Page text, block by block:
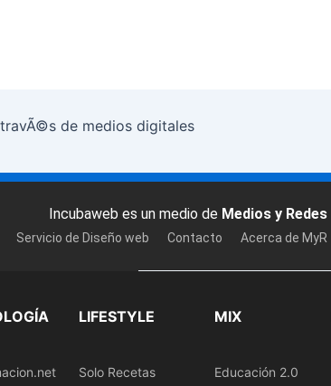
de medios digitales
Incubaweb es un medio de Medios y Redes
Servicio de Diseño web Contacto Acerca de MyR
LIFESTYLE
Solo Recetas
MIX
Educación 2.0